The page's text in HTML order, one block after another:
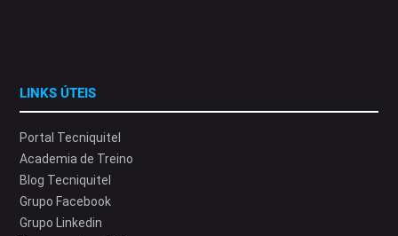
LINKS ÚTEIS
Portal Tecniquitel
Academia de Treino
Blog Tecniquitel
Grupo Facebook
Grupo Linkedin